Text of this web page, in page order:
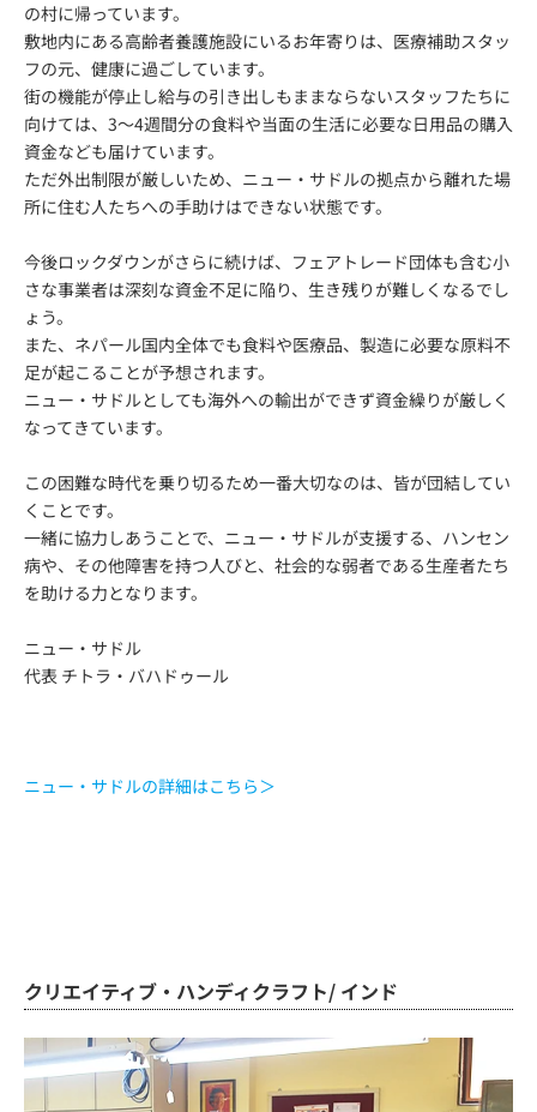
の村に帰っています。
敷地内にある高齢者養護施設にいるお年寄りは、医療補助スタッ
フの元、健康に過ごしています。
街の機能が停止し給与の引き出しもままならないスタッフたちに
向けては、3～4週間分の食料や当面の生活に必要な日用品の購入
資金なども届けています。
ただ外出制限が厳しいため、ニュー・サドルの拠点から離れた場
所に住む人たちへの手助けはできない状態です。
今後ロックダウンがさらに続けば、フェアトレード団体も含む小
さな事業者は深刻な資金不足に陥り、生き残りが難しくなるでし
ょう。
また、ネパール国内全体でも食料や医療品、製造に必要な原料不
足が起こることが予想されます。
ニュー・サドルとしても海外への輸出ができず資金繰りが厳しく
なってきています。
この困難な時代を乗り切るため一番大切なのは、皆が団結してい
くことです。
一緒に協力しあうことで、ニュー・サドルが支援する、ハンセン
病や、その他障害を持つ人びと、社会的な弱者である生産者たち
を助ける力となります。
ニュー・サドル
代表 チトラ・バハドゥール
ニュー・サドルの詳細はこちら＞
クリエイティブ・ハンディクラフト/ インド